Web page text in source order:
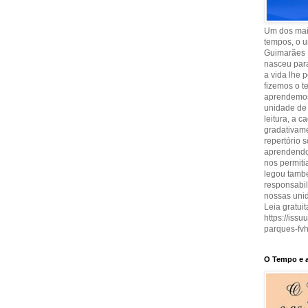
Um dos
tempos, o
Guimarães
nasceu
a vida lhe
fizemos o
unidade
leitura, a
repertório
nos
legou
nossas
Leia
https://
parques-
O Tempo e